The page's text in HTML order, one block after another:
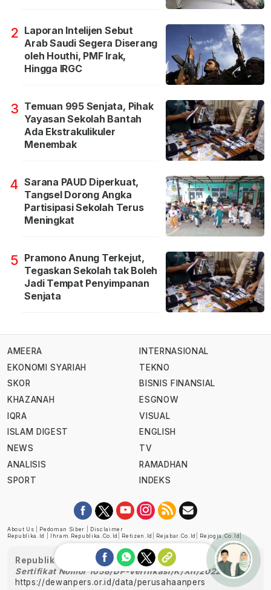
2 Laporan Intelijen Sebut
Arab Saudi Segera Diserang
oleh Houthi, PMF Irak,
Hingga IRGC
3 Temuan 995 Senjata, Pihak
Yayasan Sekolah Bantah
Ada Ekstrakulikuler
Menembak
4 Sarana PAUD Diperkuat,
Tangsel Dorong Angka
Partisipasi Sekolah Terus
Meningkat
5 Pramono Anung Terkejut,
Tegaskan Sekolah tak Boleh
Jadi Tempat Penyimpanan
Senjata
AMEERA
EKONOMI SYARIAH
SKOR
KHAZANAH
IQRA
ISLAM DIGEST
NEWS
ANALISIS
SPORT
INTERNASIONAL
TEKNO
BISNIS FINANSIAL
ESGNOW
VISUAL
ENGLISH
TV
RAMADHAN
INDEKS
About Us Pedoman Siber
Disclaimer
Republika.id
Ihram.republika.co.id Retizen.id Rejabar.co.id Rejogja.co.id
Republika telah diverifikasi oleh Dewan Pers
Sertifikat Nomor 1058/DP-Verifikasi/K/XII/2022
https://dewanpers.or.id/data/perusahaanpers
Ask me!